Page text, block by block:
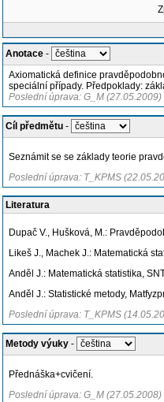
Anotace -
Axiomatická definice
speciální případy. Předpoklady:
Poslední úprava: G_M (27.05.2009)
Cíl předmětu -
Seznámit se se základy teorie
Poslední úprava: T_KPMS
Literatura
Dupač V., Hušková, M.:
Likeš J., Machek J.: Matematická
Anděl J.: Matematická statistika,
Anděl J.: Statistické metody,
Poslední úprava: T_KPMS
Metody výuky -
Přednáška+cvičení.
Poslední úprava: G_M (27.05.2008)